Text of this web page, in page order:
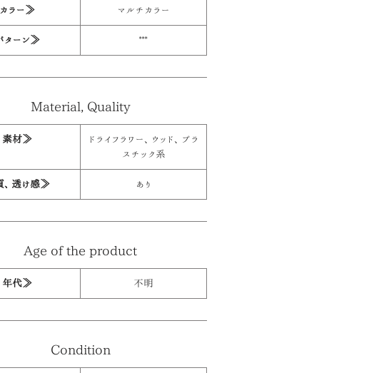
カラー≫ マルチカラー
ターン≫ ***
Material, Quality
素材≫
ドライフラワー、ウッド、プラ
スチック系
、透け感≫ あり
Age of the product
年代≫ 不明
Condition